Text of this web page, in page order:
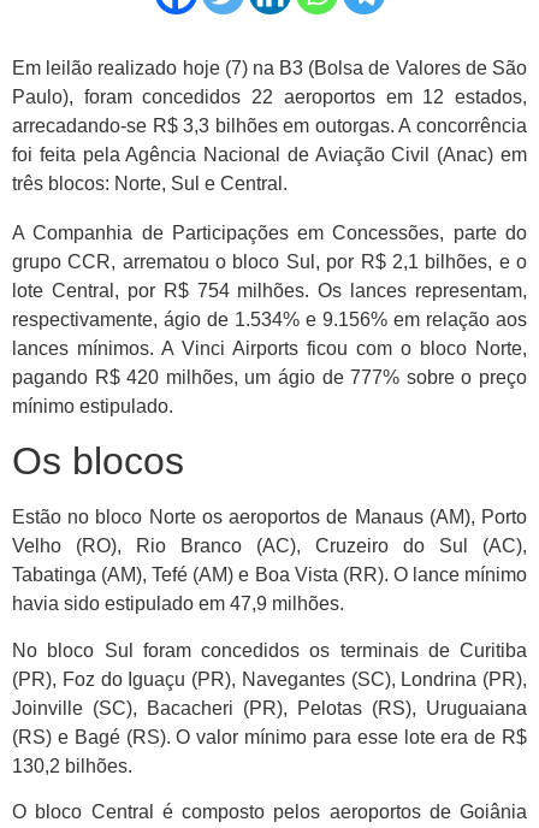
Em leilão realizado hoje (7) na B3 (Bolsa de Valores de São
Paulo), foram concedidos 22 aeroportos em 12 estados,
arrecadando-se R$ 3,3 bilhões em outorgas. A concorrência
foi feita pela Agência Nacional de Aviação Civil (Anac) em
três blocos: Norte, Sul e Central.
A Companhia de Participações em Concessões, parte do
grupo CCR, arrematou o bloco Sul, por R$ 2,1 bilhões, e o
lote Central, por R$ 754 milhões. Os lances representam,
respectivamente, ágio de 1.534% e 9.156% em relação aos
lances mínimos. A Vinci Airports ficou com o bloco Norte,
pagando R$ 420 milhões, um ágio de 777% sobre o preço
mínimo estipulado.
Os blocos
Estão no bloco Norte os aeroportos de Manaus (AM), Porto
Velho (RO), Rio Branco (AC), Cruzeiro do Sul (AC),
Tabatinga (AM), Tefé (AM) e Boa Vista (RR). O lance mínimo
havia sido estipulado em 47,9 milhões.
No bloco Sul foram concedidos os terminais de Curitiba
(PR), Foz do Iguaçu (PR), Navegantes (SC), Londrina (PR),
Joinville (SC), Bacacheri (PR), Pelotas (RS), Uruguaiana
(RS) e Bagé (RS). O valor mínimo para esse lote era de R$
130,2 bilhões.
O bloco Central é composto pelos aeroportos de Goiânia